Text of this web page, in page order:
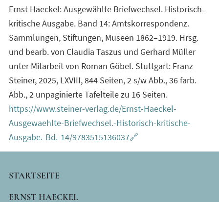
Ernst Haeckel: Ausgewählte Briefwechsel. Historisch-
kritische Ausgabe. Band 14: Amtskorrespondenz.
Sammlungen, Stiftungen, Museen 1862–1919. Hrsg.
und bearb. von Claudia Taszus und Gerhard Müller
unter Mitarbeit von Roman Göbel. Stuttgart: Franz
Steiner, 2025, LXVIII, 844 Seiten, 2 s/w Abb., 36 farb.
Abb., 2 unpaginierte Tafelteile zu 16 Seiten.
https://www.steiner-verlag.de/Ernst-Haeckel-
Ausgewaehlte-Briefwechsel.-Historisch-kritische-
Ausgabe.-Bd.-14/9783515136037🔗
MAIN
NAVIGATION
STARTSEITE
ERNST HAECKEL